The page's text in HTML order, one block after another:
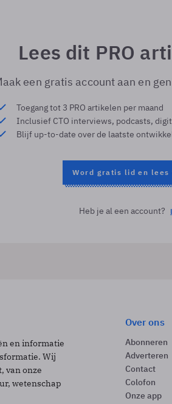
Lees dit PRO
een gratis account aan en
Toegang tot 3 PRO artikelen per maand
Inclusief CTO interviews, podcasts,
Blijf up-to-date over de laatste
Word gratis lid en lees
Heb je al een account?
en informatie
Wij
van onze
wetenschap
Over ons
Abonneren
Adverteren
Contact
Colofon
Onze app